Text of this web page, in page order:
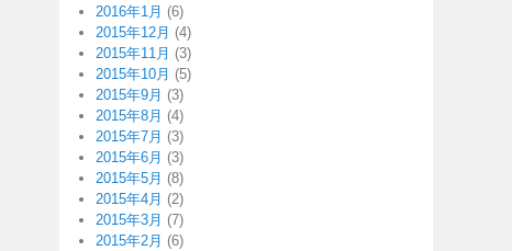
2016年1月 (6)
2015年12月 (4)
2015年11月 (3)
2015年10月 (5)
2015年9月 (3)
2015年8月 (4)
2015年7月 (3)
2015年6月 (3)
2015年5月 (8)
2015年4月 (2)
2015年3月 (7)
2015年2月 (6)